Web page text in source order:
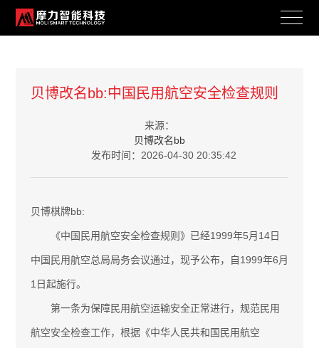
新闻资讯
BRAND ACTIVITY
贝博改名bb:中国民用航空安全检查规则
来源：
贝博改名bb
发布时间：2026-04-30 20:35:42
贝博棋牌bb:
《中国民用航空安全检查规则》已经1999年5月14日
中国民用航空总局局务会议通过，现予公布，自1999年6月
1日起施行。
第一条为保障民用航空运输安全正常进行，规范民用
航空安全检查工作，根据《中华人民共和国民用航空